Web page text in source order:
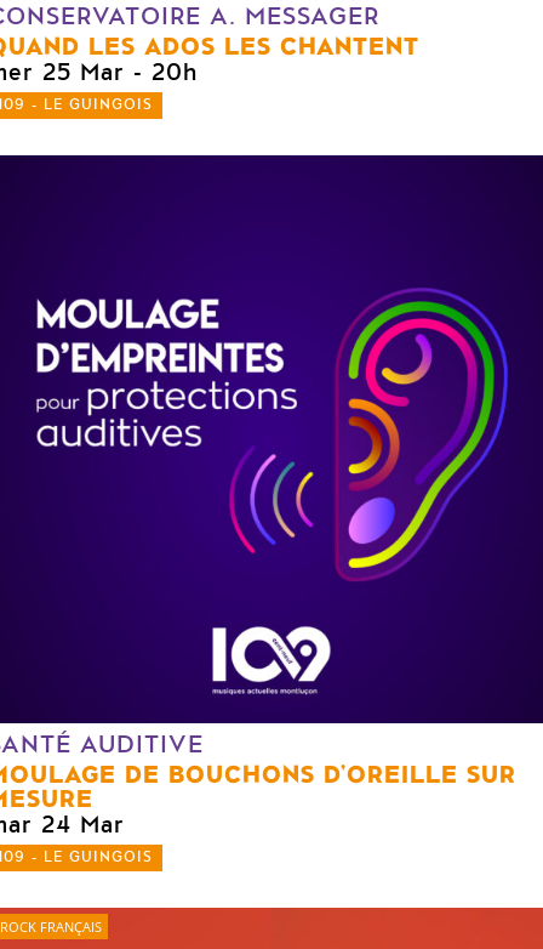
A. MESSAGER
LES ADOS LES CHANTENT
25 Mar - 20h
- LE GUINGOIS
AUDITIVE
DE BOUCHONS D’OREILLE SUR
24 Mar
- LE GUINGOIS
ROCK FRANÇAIS